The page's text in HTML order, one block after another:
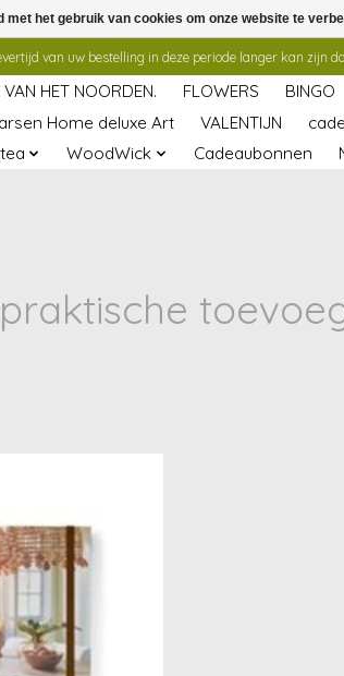
van uw bestelling in deze periode langer kan zijn
HET NOORDEN. FLOWERS BINGO
Home deluxe Art VALENTIJN
WoodWick Cadeaubonnen
met het gebruik van cookies om onze website te